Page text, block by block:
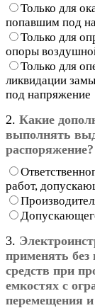
Только для
попавшим под
Только для
опоры
Только для
ликвидации
под напряжение
2. Какие
выполнять
распоряжение?
работ,
3.
применять без
средств при
емкостях с
перемещения